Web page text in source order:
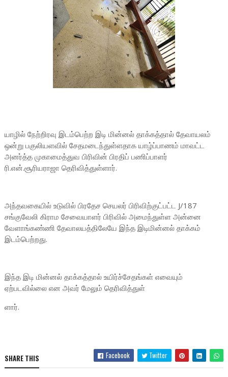
யாழில் நேற்றிரவு இடம்பெற்ற இடி மின்னல் தாக்கத்தால் தேவாயலம்
ஒன்று பகுலியளவில் சேதமடைந்துள்ளதாக யாழ்ப்பாணம் மாவட்ட
அனர்த்த முகாமைத்துவ பிரிவின் பிரதிப் பணிப்பாளர்
ரி.என்.சூரியராஜா தெரிவித்துள்ளார்.
அந்தவகையில் உடுவில் பிரதேச செயலர் பிரிவிற்குட்பட்ட J/187
சங்குவேலி கிராம சேவையாளர் பிரிவில் அமைந்துள்ள அன்னை
வேளாங்கண்ணி தேவாலயத்திலேயே இந்த இடிமின்னல் தாக்கம்
இடம்பெற்றது.
இந்த இடி மின்னல் தாக்கத்தால் உயிர்ச்சேதங்கள் எவையும்
ஏற்படவில்லை என அவர் மேலும் தெரிவித்துள்
ளார்.
SHARE THIS Facebook Twitter